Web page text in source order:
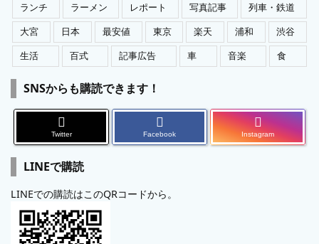
ランチ
ラーメン レポート 写真記事
列車・鉄道
大宮
日本 最安値 東京 楽天 浦和
渋谷
生活
百式 記事広告 車 音楽 食
SNSからも購読できます！
Twitter Facebook Instagram
LINEで購読
LINEでの購読はこのQRコードから。